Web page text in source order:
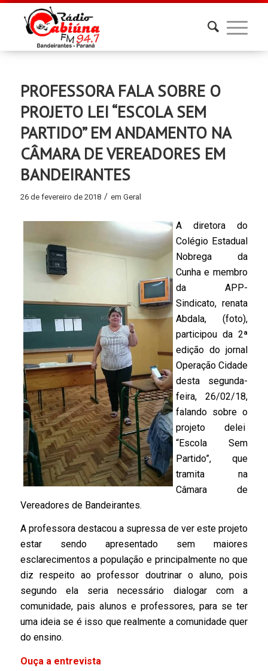
PROFESSORA FALA SOBRE O
PROJETO LEI “ESCOLA SEM
PARTIDO” EM ANDAMENTO NA
CÂMARA DE VEREADORES EM
BANDEIRANTES
26 de fevereiro de 2018 / em Geral
A diretora do
Colégio Estadual
Nobrega da
Cunha e membro
da APP-
Sindicato, renata
Abdala, (foto),
participou da 2ª
edição do jornal
Operação Cidade
desta segunda-
feira, 26/02/18,
falando sobre o
projeto delei
“Escola Sem
Partido”, que
tramita na
Câmara de
Vereadores de Bandeirantes.
A professora destacou a supressa de ver este projeto
estar sendo apresentado sem maiores
esclarecimentos a população e principalmente no que
diz respeito ao professor doutrinar o aluno, pois
segundo ela seria necessário dialogar com a
comunidade, pais alunos e professores, para se ter
uma ideia se é isso que realmente a comunidade quer
do ensino.
Ouça a entrevista